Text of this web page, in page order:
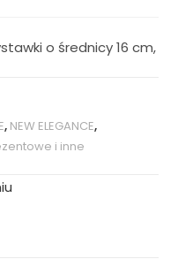
o średnicy 16 cm,
, NEW ELEGANCE,
i inne